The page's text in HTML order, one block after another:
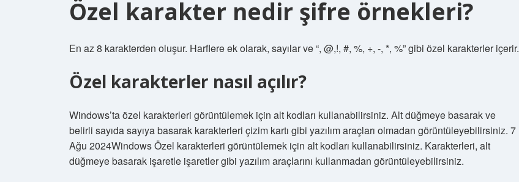
Özel karakter nedir şifre örnekleri?
En az 8 karakterden oluşur. Harflere ek olarak, sayılar ve “, @,!, #, %, +, -, *, %” gibi özel karakterler içerir.
Özel karakterler nasıl açılır?
Windows’ta özel karakterleri görüntülemek için alt kodları kullanabilirsiniz. Alt düğmeye basarak ve
belirli sayıda sayıya basarak karakterleri çizim kartı gibi yazılım araçları olmadan görüntüleyebilirsiniz. 7
Ağu 2024Windows Özel karakterleri görüntülemek için alt kodları kullanabilirsiniz. Karakterleri, alt
düğmeye basarak işaretle işaretler gibi yazılım araçlarını kullanmadan görüntüleyebilirsiniz.